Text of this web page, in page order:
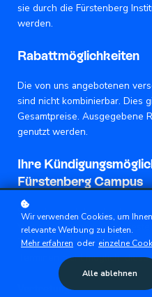
sie durch die Fürstenberg
werden.
Rabattmöglichkeiten
Die von uns angebotenen
sind nicht kombinierbar. Dies
Gesamtpreise. Ausgegebene
genutzt werden.
Ihre
Fürstenberg Campus
Soweit es sich bei den E-
Veranstaltungsreihen mit
Teilnehmer*innenverbund
Terminen nicht möglich;
Vertretung
Wir verwenden Cookies, um
relevante Werbung zu bieten.
Mehr erfahren oder einzelne
Alle ablehnen